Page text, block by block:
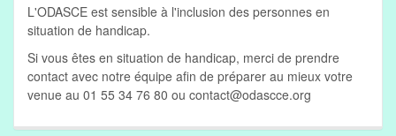
L'ODASCE est sensible à l'inclusion des personnes en
situation de handicap.
Si vous êtes en situation de handicap, merci de prendre
contact avec notre équipe afin de préparer au mieux votre
venue au 01 55 34 76 80 ou contact@odascce.org